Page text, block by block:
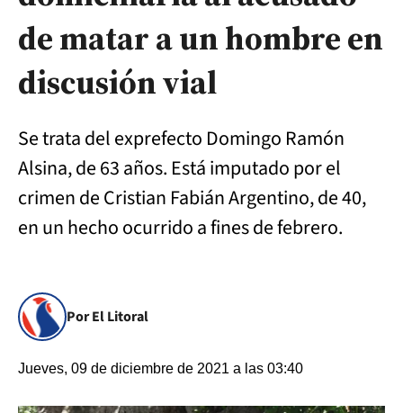
de matar a un hombre en
discusión vial
Se trata del exprefecto Domingo Ramón
Alsina, de 63 años. Está imputado por el
crimen de Cristian Fabián Argentino, de 40,
en un hecho ocurrido a fines de febrero.
Por El Litoral
Jueves, 09 de diciembre de 2021 a las 03:40